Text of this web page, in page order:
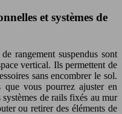
et systèmes de
rangement suspendus sont
vertical. Ils permettent de
sans encombrer le sol.
que vous pourrez ajuster en
de rails fixés au mur
ou retirer des éléments de